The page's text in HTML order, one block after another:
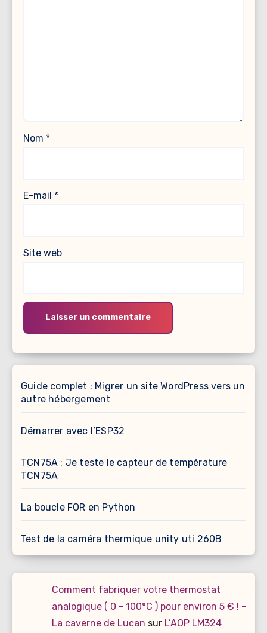
Nom *
E-mail *
Site web
Guide complet : Migrer un site WordPress vers un
autre hébergement
Démarrer avec l’ESP32
TCN75A : Je teste le capteur de température
TCN75A
La boucle FOR en Python
Test de la caméra thermique unity uti 260B
Comment fabriquer votre thermostat
analogique ( 0 - 100°C ) pour environ 5 € ! -
La caverne de Lucan sur L’AOP LM324